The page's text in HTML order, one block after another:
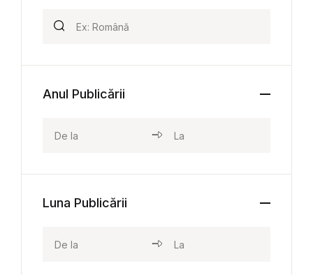
Anul Publicării
Luna Publicării